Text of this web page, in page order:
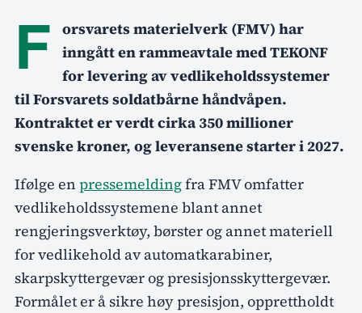
F orsvarets materielverk (FMV) har
inngått en rammeavtale med TEKONF
for levering av vedlikeholdssystemer
til Forsvarets soldatbårne håndvåpen.
Kontraktet er verdt cirka 350 millioner
svenske kroner, og leveransene starter i 2027.
Ifølge en pressemeldingfra FMV omfatter
vedlikeholdssystemene blant annet
rengjeringsverktøy, børster og annet materiell
for vedlikehold av automatkarabiner,
skarpskyttergevær og presisjonsskyttergevær.
Formålet er å sikre høy presisjon, opprettholdt